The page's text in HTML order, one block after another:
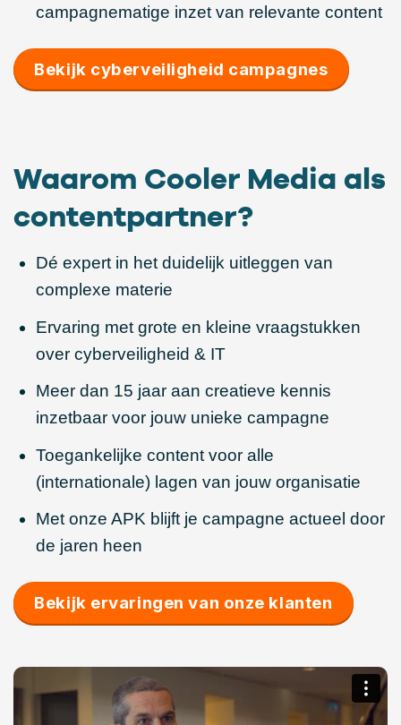
campagnematige inzet van relevante content
Bekijk cyberveiligheid campagnes
Waarom Cooler Media als
contentpartner?
Dé expert in het duidelijk uitleggen van
complexe materie
Ervaring met grote en kleine vraagstukken
over cyberveiligheid & IT
Meer dan 15 jaar aan creatieve kennis
inzetbaar voor jouw unieke campagne
Toegankelijke content voor alle
(internationale) lagen van jouw organisatie
Met onze APKblijft je campagne actueel door
de jaren heen
Bekijk ervaringen van onze klanten